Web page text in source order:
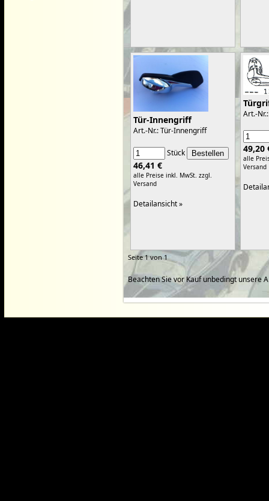
Tür-Innengriff
Art.-Nr.: Tür-Innengriff
Stück
46,41 €
alle Preise inkl. MwSt. zzgl.
Versand
Detailansicht »
Art.-
49,20
alle
Versand
Seite 1 von 1
Beachten Sie vor Kauf unbedingt unsere